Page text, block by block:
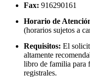
Fax: 916290161
Horario de
(horarios sujetos a
Requisitos: El
altamente
libro de familia para
registrales.